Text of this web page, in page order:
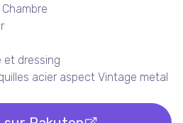
et dressing
acier aspect Vintage metal